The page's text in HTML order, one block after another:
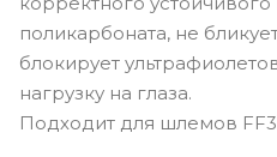
поликарбоната, не
блокирует
нагрузку на глаза.
Подходит для шлемов